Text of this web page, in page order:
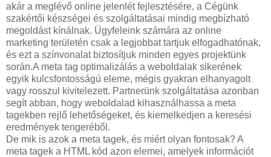
akár a meglévő online jelenlét fejlesztésére, a Cégünk
szakértői készségei és szolgáltatásai mindig megbízható
megoldást kínálnak. Ügyfeleink számára az online
marketing területén csak a legjobbat tartjuk elfogadhatónak,
és ezt a színvonalat biztosítjuk minden egyes projektünk
során.A meta tag optimalizálás a weboldalak sikerének
egyik kulcsfontosságú eleme, mégis gyakran elhanyagolt
vagy rosszul kivitelezett. Partnerünk szolgáltatása azonban
segít abban, hogy weboldalad kihasználhassa a meta
tagekben rejlő lehetőségeket, és kiemelkedjen a keresési
eredmények tengeréből.
De mik is azok a meta tagek, és miért olyan fontosak? A
meta tagek a HTML kód azon elemei, amelyek információt